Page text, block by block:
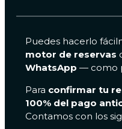
Puedes hacerlo
motor de reservas
WhatsApp — como
Para confirmar tu
100% del pago
Contamos con los